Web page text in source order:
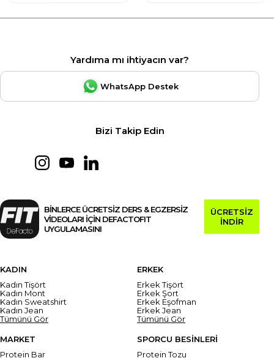
Yardıma mı ihtiyacın var?
WhatsApp Destek
Bizi Takip Edin
BİNLERCE ÜCRETSİZ DERS & EGZERSİZ
VİDEOLARI İÇİN DEFACTOFIT
UYGULAMASINI
ÜCRETSİZ
İNDİR
KADIN
Kadın Tişört
Kadın Mont
Kadın Sweatshirt
Kadın Jean
Tümünü Gör
ERKEK
Erkek Tişört
Erkek Şort
Erkek Eşofman
Erkek Jean
Tümünü Gör
MARKET
Protein Bar
SPORCU BESİNLERİ
Protein Tozu